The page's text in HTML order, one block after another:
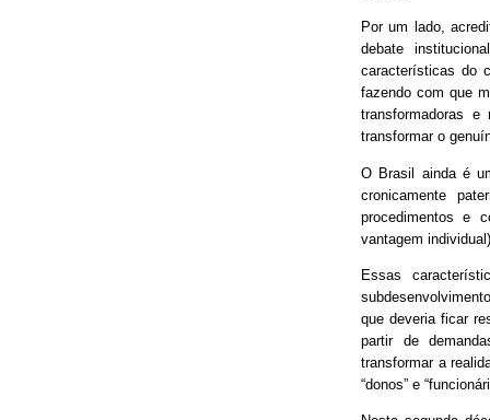
Por um lado,
debate
características do
fazendo com que
transformadoras
transformar o
O Brasil ainda é
cronicamente
procedimentos e
vantagem
Essas
que deveria ficar
partir de
transformar a
“donos” e